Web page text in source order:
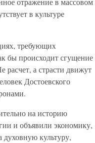
в культуре
требующих
бы происходит сгущение
расчет, а страсти движут
Достоевского
на историю
и объявили экономику,
культуру,